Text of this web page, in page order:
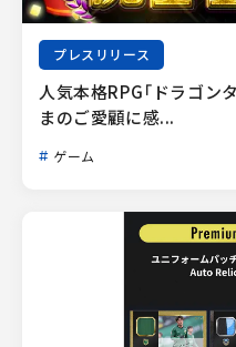
プレスリリース
人気本格RPG「ドラゴン
まのご愛顧に感...
ゲーム